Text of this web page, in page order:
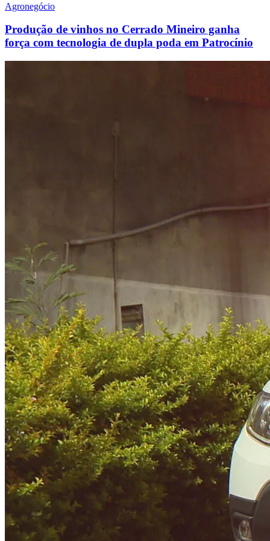
Agronegócio
Produção de vinhos no Cerrado Mineiro ganha
força com tecnologia de dupla poda em Patrocínio